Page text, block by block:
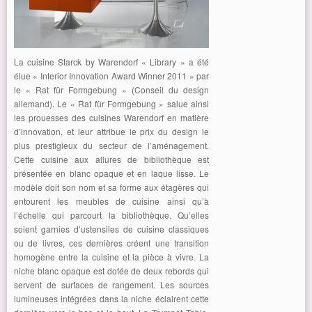
La cuisine Starck by Warendorf « Library » a été
élue « Interior Innovation Award Winner 2011 » par
le « Rat für Formgebung » (Conseil du design
allemand). Le « Rat für Formgebung » salue ainsi
les prouesses des cuisines Warendorf en matière
d’innovation, et leur attribue le prix du design le
plus prestigieux du secteur de l’aménagement.
Cette cuisine aux allures de bibliothèque est
présentée en blanc opaque et en laque lisse. Le
modèle doit son nom et sa forme aux étagères qui
entourent les meubles de cuisine ainsi qu’à
l’échelle qui parcourt la bibliothèque. Qu’elles
soient garnies d’ustensiles de cuisine classiques
ou de livres, ces dernières créent une transition
homogène entre la cuisine et la pièce à vivre. La
niche blanc opaque est dotée de deux rebords qui
servent de surfaces de rangement. Les sources
lumineuses intégrées dans la niche éclairent cette